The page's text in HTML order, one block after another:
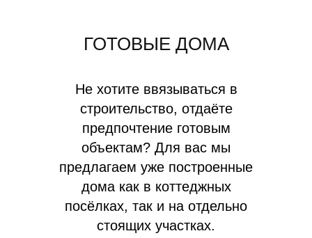
ГОТОВЫЕ ДОМА
Не хотите ввязываться в
строительство, отдаёте
предпочтение готовым
объектам? Для вас мы
предлагаем уже построенные
дома как в коттеджных
посёлках, так и на отдельно
стоящих участках.